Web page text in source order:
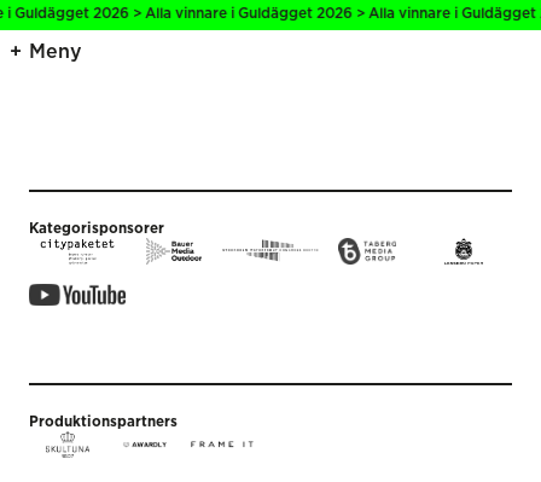
Guldägget 2026 > Alla vinnare i Guldägget 2026 > Alla vinnare i
Meny
Kategorisponsorer
Produktionspartners